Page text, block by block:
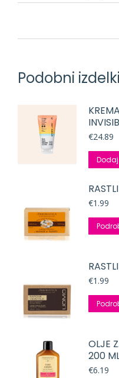
Podobni izdelki
€24.89
€1.99
€1.99
OLJE
200
€6.19